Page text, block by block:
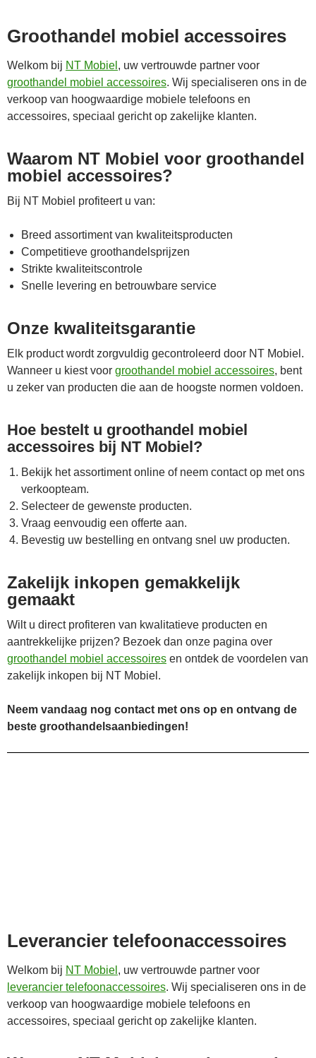
Groothandel mobiel accessoires
Welkom bij NT Mobiel , uw vertrouwde partner voor
groothandel mobiel accessoires. Wij specialiseren ons in de
verkoop van hoogwaardige mobiele telefoons en
accessoires, speciaal gericht op zakelijke klanten.
Waarom NT Mobiel voor groothandel
mobiel accessoires?
Bij NT Mobiel profiteert u van:
Breed assortiment van kwaliteitsproducten
Competitieve groothandelsprijzen
Strikte kwaliteitscontrole
Snelle levering en betrouwbare service
Onze kwaliteitsgarantie
Elk product wordt zorgvuldig gecontroleerd door NT Mobiel.
Wanneer u kiest voor groothandel mobiel accessoires, bent
u zeker van producten die aan de hoogste normen voldoen.
Hoe bestelt u groothandel mobiel
accessoires bij NT Mobiel?
Bekijk het assortiment online of neem contact op met ons
verkoopteam.
Selecteer de gewenste producten.
Vraag eenvoudig een offerte aan.
Bevestig uw bestelling en ontvang snel uw producten.
Zakelijk inkopen gemakkelijk
gemaakt
Wilt u direct profiteren van kwalitatieve producten en
aantrekkelijke prijzen? Bezoek dan onze pagina over
groothandel mobiel accessoires en ontdek de voordelen van
zakelijk inkopen bij NT Mobiel.
Neem vandaag nog contact met ons op en ontvang de
beste groothandelsaanbiedingen!
Leverancier telefoonaccessoires
Welkom bij NT Mobiel , uw vertrouwde partner voor
leverancier telefoonaccessoires. Wij specialiseren ons in de
verkoop van hoogwaardige mobiele telefoons en
accessoires, speciaal gericht op zakelijke klanten.